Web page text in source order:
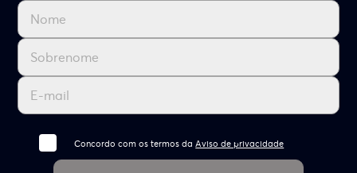
Concordo com os termos daAviso de privacidade